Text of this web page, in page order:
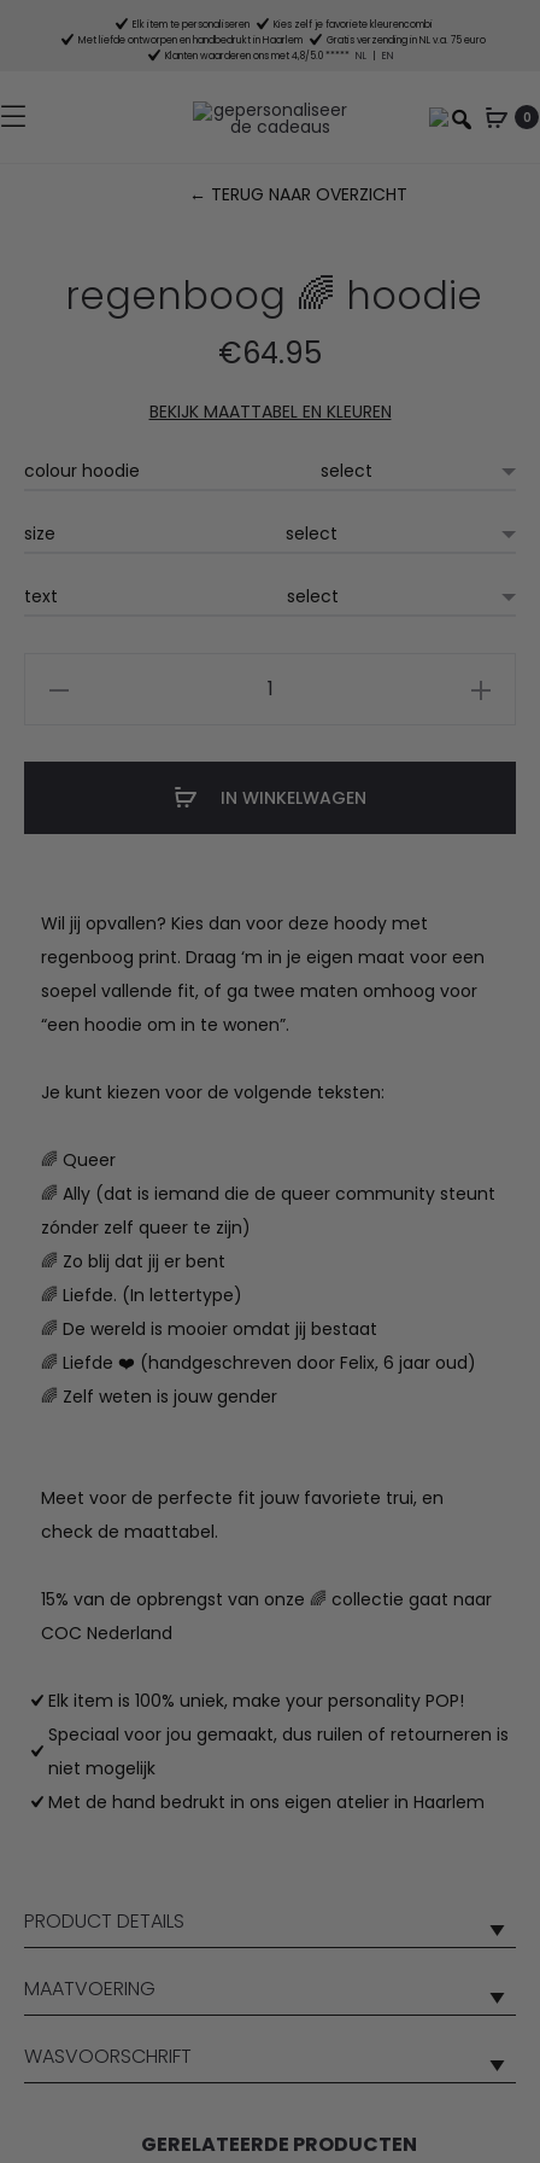
Elk item te personaliseren
Kies zelf je favoriete kleurencombi
Met liefde ontworpen en handbedrukt in Haarlem
Gratis verzending in NL v.a. 75 euro
Klanten waarderen ons met 4,8/5.0 ***** NL EN
0
← TERUG NAAR OVERZICHT
regenboog 🌈 hoodie
Wil jij opvallen? Kies dan voor deze hoody met
regenboog print. Draag ‘m in je eigen maat voor een
soepel vallende fit, of ga twee maten omhoog voor
“een hoodie om in te wonen”.
Je kunt kiezen voor de volgende teksten:
🌈 Queer
🌈 Ally (dat is iemand die de queer community steunt
zónder zelf queer te zijn)
🌈 Zo blij dat jij er bent
🌈 Liefde. (In lettertype)
🌈 De wereld is mooier omdat jij bestaat
🌈 Liefde ❤️ (handgeschreven door Felix, 6 jaar oud)
🌈 Zelf weten is jouw gender
Meet voor de perfecte fit jouw favoriete trui, en
check de maattabel.
15% van de opbrengst van onze 🌈 collectie gaat naar
COC Nederland
€64.95
Elk item is 100% uniek, make your personality POP!
Speciaal voor jou gemaakt, dus ruilen of retourneren is
niet mogelijk
Met de hand bedrukt in ons eigen atelier in Haarlem
BEKIJK MAATTABEL EN KLEUREN
colour hoodie
size
text
IN WINKELWAGEN
PRODUCT DETAILS
MAATVOERING
WASVOORSCHRIFT
GERELATEERDE PRODUCTEN